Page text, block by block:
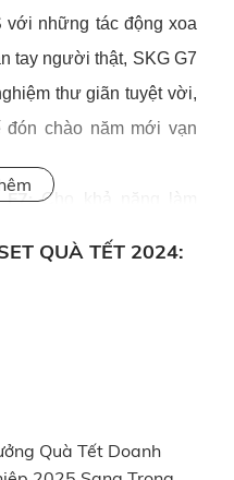
với những tác động xoa
tay người thật, SKG G7
thư giãn tuyệt vời,
chào năm mới vạn
F7:Cho khả năng làm
tới 10mm, SKG F7 xoá
mắt SKG E7 tựa
đưa chúng ta bước
QUÀ TẾT 2024:
Quà Tết Doanh